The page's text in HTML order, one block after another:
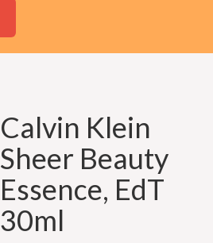
Calvin Klein
Sheer Beauty
Essence, EdT
30ml